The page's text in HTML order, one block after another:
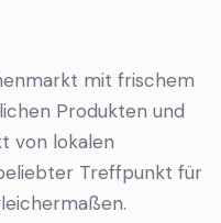
mit frischem
Produkten und
von lokalen
Treffpunkt für